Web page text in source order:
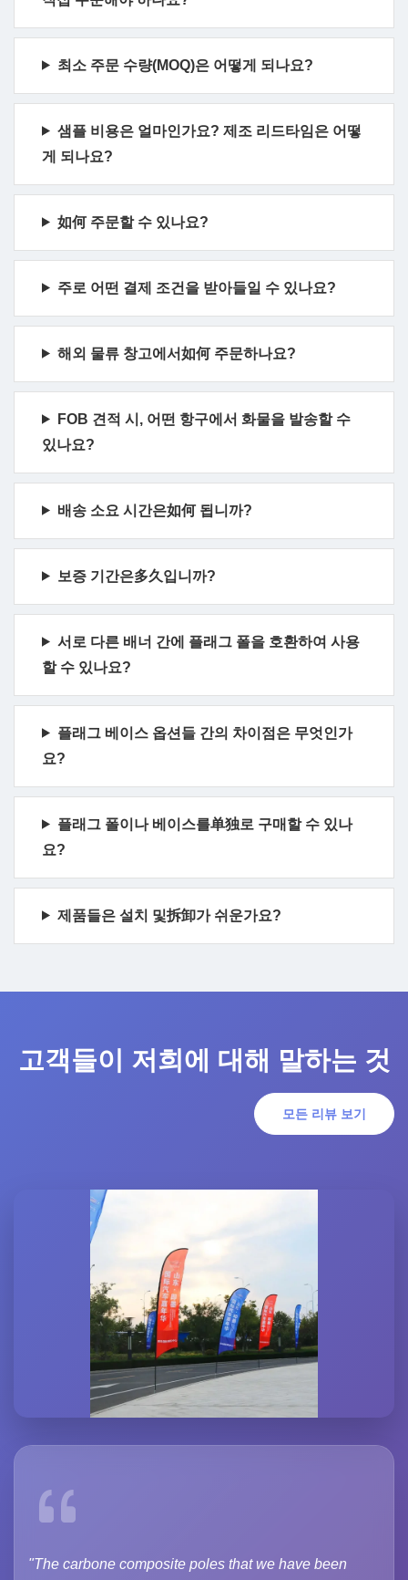
최소 주문 수량(MOQ)은 어떻게 되나요?
샘플 비용은 얼마인가요? 제조 리드타임은 어떻
게 되나요?
如何 주문할 수 있나요?
주로 어떤 결제 조건을 받아들일 수 있나요?
해외 물류 창고에서如何 주문하나요?
FOB 견적 시, 어떤 항구에서 화물을 발송할 수
있나요?
배송 소요 시간은如何 됩니까?
보증 기간은多久입니까?
서로 다른 배너 간에 플래그 폴을 호환하여 사용
할 수 있나요?
플래그 베이스 옵션들 간의 차이점은 무엇인가
요?
플래그 폴이나 베이스를单独로 구매할 수 있나
요?
제품들은 설치 및拆卸가 쉬운가요?
고객들이 저희에 대해 말하는 것
모든 리뷰 보기
"The carbone composite poles that we have been